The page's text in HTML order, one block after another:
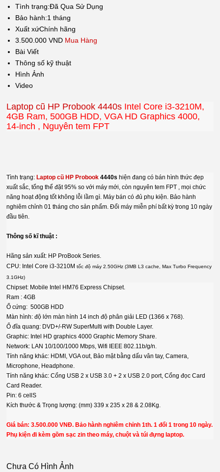
Tình trạng:Đã Qua Sử Dụng
Bảo hành:1 tháng
Xuất xứChính hãng
3.500.000 VND Mua Hàng
Bài Viết
Thông số kỹ thuật
Hình Ảnh
Video
Laptop cũ HP Probook 4440s Intel Core i3-3210M,
4GB Ram, 500GB HDD, VGA HD Graphics 4000,
14-inch , Nguyên tem FPT
Tình trạng: Laptop cũ HP Probook 4440s hiện đang có bán hình thức đẹp
xuất sắc, tổng thể đặt 95% so với máy mới, còn nguyên tem FPT , mọi chức
năng hoạt động tốt không lỗi lầm gì. Máy bán có đủ phụ kiện. Bảo hành
nghiêm chỉnh 01 tháng cho sản phẩm. Đổi máy miễn phí bất kỳ trong 10 ngày
đầu tiên.
Thông số kĩ thuật :
Hãng sản xuất: HP ProBook Series.
CPU: Intel Core i3-3210Mtốc độ máy 2.50GHz (3MB L3 cache, Max Turbo Frequency
3.1GHz)
Chipset: Mobile Intel HM76 Express Chipset.
Ram : 4GB
Ổ cứng: 500GB HDD
Màn hình: độ lớn màn hình 14 inch độ phân giải LED (1366 x 768).
Ổ đĩa quang: DVD+/-RW SuperMulti with Double Layer.
Graphic: Intel HD graphics 4000 Graphic Memory Share.
Network: LAN 10/100/1000 Mbps, Wifi IEEE 802.11b/g/n.
Tính năng khác: HDMI, VGA out, Bảo mật bằng dấu vân tay, Camera,
Microphone, Headphone.
Tính năng khác: Cổng USB 2 x USB 3.0 + 2 x USB 2.0 port, Cổng đọc Card
Card Reader.
Pin: 6 cellS
Kích thước & Trọng lượng: (mm) 339 x 235 x 28 & 2.08Kg.
Giá bán: 3.500.000 VNĐ. Bảo hành nghiêm chỉnh 1th. 1 đổi 1 trong 10 ngày.
Phụ kiện đi kèm gồm sạc zin theo máy, chuột và túi đựng laptop.
Chưa Có Hình Ảnh